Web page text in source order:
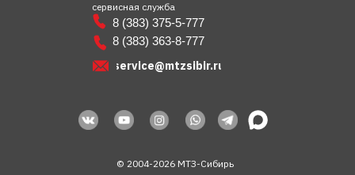
© 2004-2026 МТЗ-Сибирь
service@mtzsibir.ru
сервисная служба
8 (383) 375-5-777
8 (383) 363-8-777